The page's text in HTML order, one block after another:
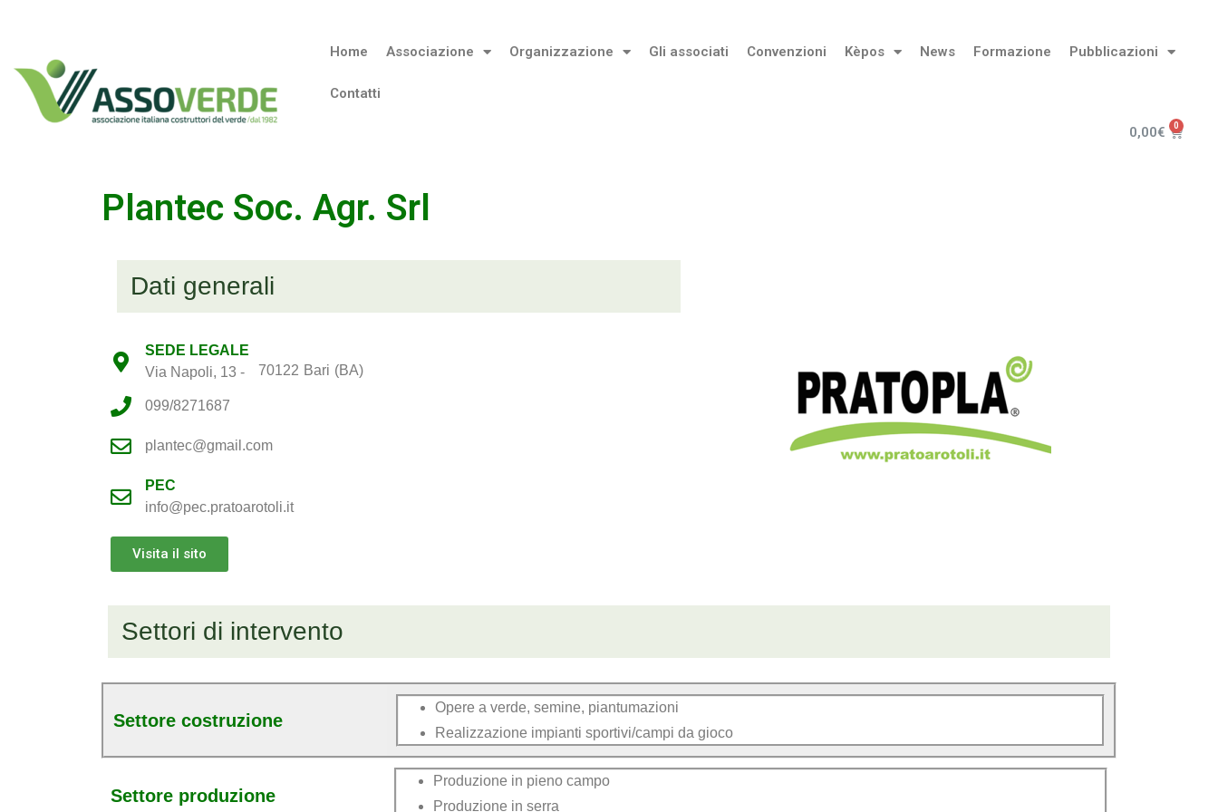
Home Associazione Organizzazione Gli associati Convenzioni Kèpos News Formazione Pubblicazioni
Contatti
0,00€
Plantec Soc. Agr. Srl
Dati generali
SEDE LEGALE
Via Napoli, 13 -
70122 Bari (BA)
099/8271687
plantec@gmail.com
PEC
info@pec.pratoarotoli.it
Visita il sito
Settori di intervento
Settore costruzione
Opere a verde, semine, piantumazioni
Realizzazione impianti sportivi/campi da gioco
Settore produzione
Produzione in pieno campo
Produzione in serra